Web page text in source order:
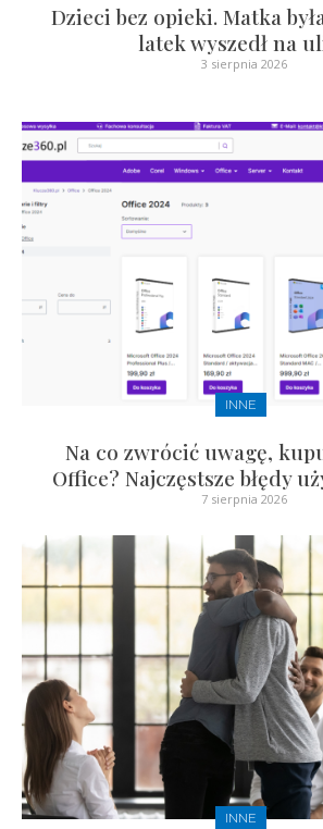
Dzieci bez opieki. Matka
latek wyszedł na
3 sierpnia 2026
INNE
Na co zwrócić uwagę,
Office? Najczęstsze błędy
7 sierpnia 2026
INNE